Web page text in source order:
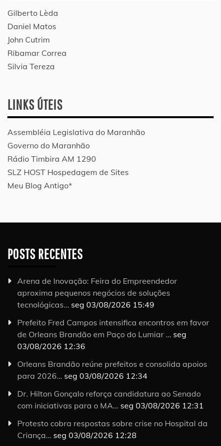
Gilberto Lèda
Daniel Matos
John Cutrim
Ribamar Correa
Silvia Tereza
LINKS ÚTEIS
Assembléia Legislativa do Maranhão
Governo do Maranhão
Rádio Timbira AM 1290
SLZ HOST Hospedagem de Sites
Meu Blog Antigo*
POSTS RECENTES
Arena de Inovação: Feira do Empreendedor
aproxima pequenos negócios de soluções
tecnológicas… seg 03/08/2026 15:49
Prefeito Fred Campos intensifica encontros em favor
de Orleans Brandão em Paço do Lumiar … seg
03/08/2026 12:36
Orleans Brandão reúne prefeitos e consolida apoios
para 2026… seg 03/08/2026 12:34
Dr. Hilton Gonçalo reforça candidatura ao Senado
com iniciativas para o MA… seg 03/08/2026 12:31
Protesto cobra respostas sobre crise no Hospital da
Criança… seg 03/08/2026 12:28